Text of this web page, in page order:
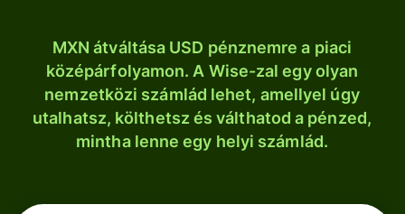
MXN átváltása USD pénznemre a piaci
középárfolyamon. A Wise-zal egy olyan
nemzetközi számlád lehet, amellyel úgy
utalhatsz, költhetsz és válthatod a pénzed,
mintha lenne egy helyi számlád.